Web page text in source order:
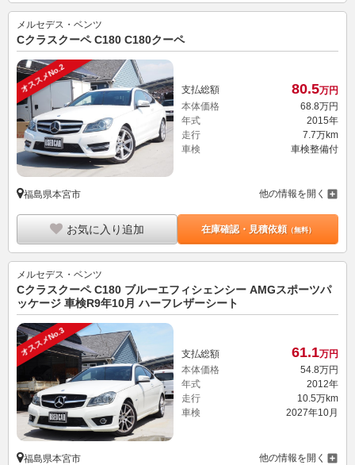
メルセデス・ベンツ
Cクラスクーペ C180 C180クーペ
オススメNo.2 支払総額 80.5万円
本体価格
68. 8万円
年式
2015年
走行
7.7万km
車検
車検整備付
福島県本宮市 他の情報を開く
お気に入り追加 在庫確認・見積依頼（無料）
メルセデス・ベンツ
Cクラスクーペ C180 ブルーエフィシェンシー AMGスポーツパ
ッケージ 車検R9年10月 ハーフレザーシート
オススメNo.3 支払総額 61.1万円
本体価格
54.8万円
年式
2012年
走行
10.5万km
車検
2027年10月
福島県本宮市 他の情報を開く